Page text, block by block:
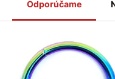
Odporúčame